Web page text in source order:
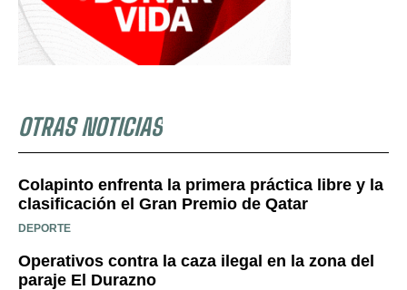
OTRAS NOTICIAS
Colapinto enfrenta la primera práctica libre y la
clasificación el Gran Premio de Qatar
DEPORTE
Operativos contra la caza ilegal en la zona del
paraje El Durazno